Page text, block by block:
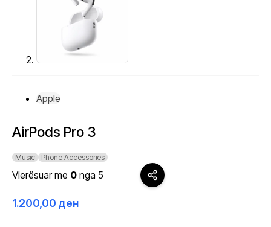
Apple
AirPods Pro 3
Music Phone Accessories
Vlerësuar me 0 nga 5
1.200,00 ден